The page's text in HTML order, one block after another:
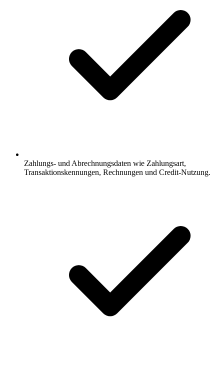
Zahlungs- und Abrechnungsdaten wie Zahlungsart,
Transaktionskennungen, Rechnungen und Credit-Nutzung.